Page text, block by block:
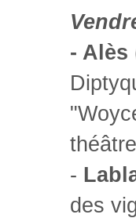
- Alès
-
des